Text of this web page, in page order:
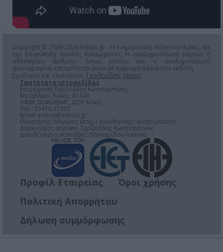
Copyright © 2006-2026 Eidisis.gr - Η ενημερωτική πύλη του Κιλκίς. Με
την επιφύλαξη παντός δικαιώματος. Η αναδημοσίευση μέρους ή
ολόκληρου άρθρου, όπως επίσης και η αναδημοσίευση
φωτογραφίας επιτρέπεται μόνο μέ έγγραφη άδεια του εκδότη.
Σχεδίαση και Υλοποίηση Τερζενίδης Νικος
Ταυτότητα ιστοσελίδας
Επιχείρηση Τερζενίδης Κωνσταντίνος
Μεταλλικό, Κιλκίς, 61100
ΑΦΜ: 024638641, ΔΟΥ Κιλκίς
Τηλ.: 23410 27307
Email: eidisis@eidisis.gr
Ιδιοκτήτης/ Νόμιμος εκπρ./ Διευθυντής/ Διαχειριστής/
Δικαιούχος domain: Τερζενίδης Κωνσταντίνος
Διευθύντρια σύνταξης: Παγλαρίδου Ιωάννα
Προφίλ Εταιρείας
Όροι χρήσης
Πολιτική Απορρήτου
Δήλωση συμμόρφωσης